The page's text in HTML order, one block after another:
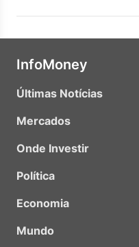
InfoMoney
Últimas Notícias
Mercados
Onde Investir
Política
Economia
Mundo